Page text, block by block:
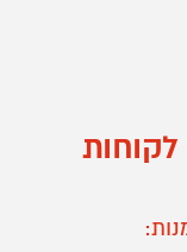
לקוחות